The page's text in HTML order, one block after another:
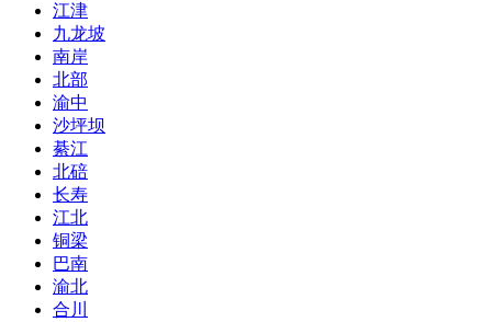
江津
九龙坡
南岸
北部
渝中
沙坪坝
綦江
北碚
长寿
江北
铜梁
巴南
渝北
合川